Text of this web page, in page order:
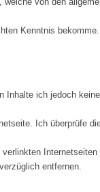
Kenntnis
Inhalte ich jedoch
Ich überprüfe
entfernen.